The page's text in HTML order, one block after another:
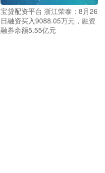
宝贷配资平台 浙江荣泰：8月26
日融资买入9088.05万元，融资
融券余额5.55亿元